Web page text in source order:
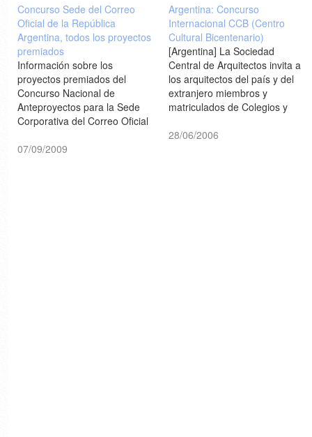
Concurso Sede del Correo
Oficial de la República
Argentina, todos los proyectos
premiados
Información sobre los
proyectos premiados del
Concurso Nacional de
Anteproyectos para la Sede
Corporativa del Correo Oficial
[arqa.com]
07/09/2009
Argentina: Concurso
Internacional CCB (Centro
Cultural Bicentenario)
[Argentina] La Sociedad
Central de Arquitectos invita a
los arquitectos del país y del
extranjero miembros y
matriculados de Colegios y
la arquitectura y el urbanismo
28/06/2006